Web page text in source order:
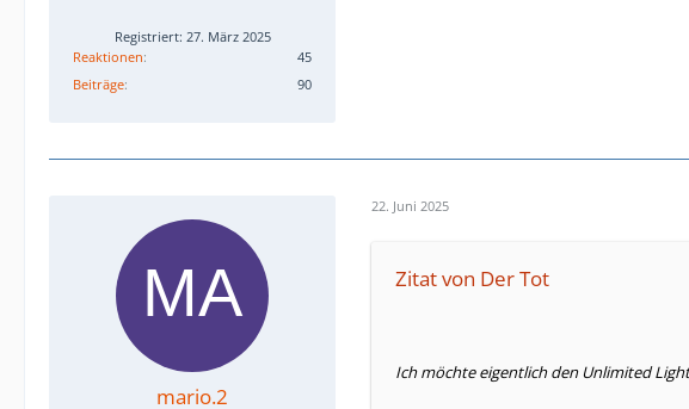
Registriert: 27. März 2025
Reaktionen
45
Beiträge
90
mario.2
22. Juni 2025
Zitat von Der Tot
Ich möchte eigentlich den Unlimited